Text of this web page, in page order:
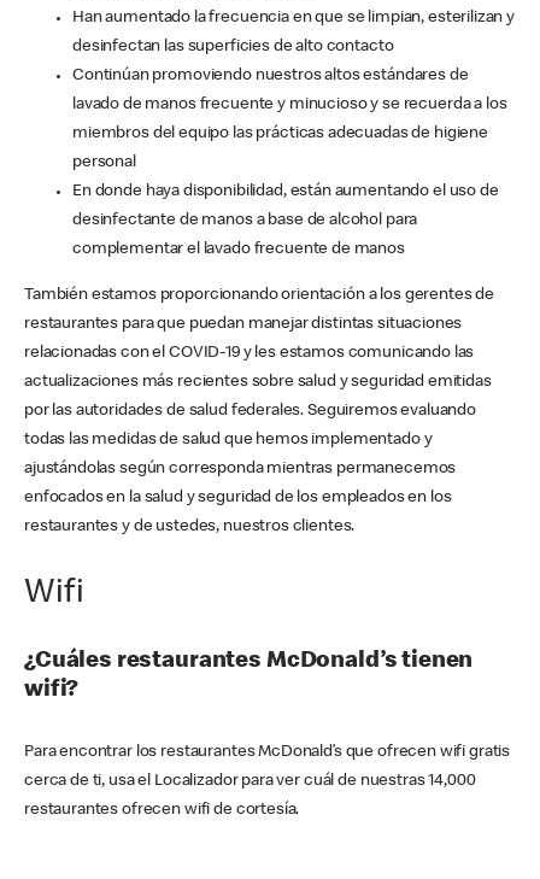
Han aumentado la frecuencia en que se limpian, esterilizan y
desinfectan las superficies de alto contacto
Continúan promoviendo nuestros altos estándares de
lavado de manos frecuente y minucioso y se recuerda a los
miembros del equipo las prácticas adecuadas de higiene
personal
En donde haya disponibilidad, están aumentando el uso de
desinfectante de manos a base de alcohol para
complementar el lavado frecuente de manos
También estamos proporcionando orientación a los gerentes de
restaurantes para que puedan manejar distintas situaciones
relacionadas con el COVID-19 y les estamos comunicando las
actualizaciones más recientes sobre salud y seguridad emitidas
por las autoridades de salud federales. Seguiremos evaluando
todas las medidas de salud que hemos implementado y
ajustándolas según corresponda mientras permanecemos
enfocados en la salud y seguridad de los empleados en los
restaurantes y de ustedes, nuestros clientes.
Wifi
¿Cuáles restaurantes McDonald’s tienen
wifi?
Para encontrar los restaurantes McDonald’s que ofrecen wifi gratis
cerca de ti, usa el Localizador para ver cuál de nuestras 14,000
restaurantes ofrecen wifi de cortesía.